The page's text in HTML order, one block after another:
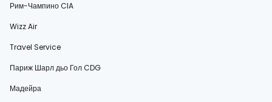
Рим-Чампино CIA
Wizz Air
Travel Service
Париж Шарл дьо Гол CDG
Мадейра